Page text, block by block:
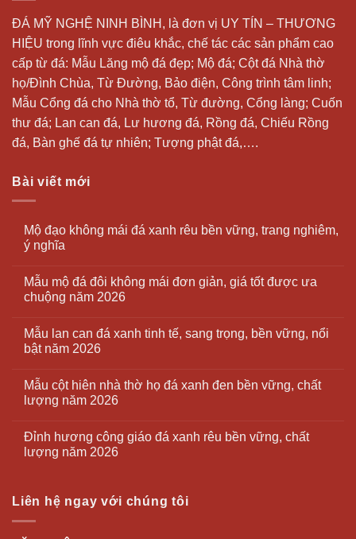
ĐÁ MỸ NGHỆ NINH BÌNH, là đơn vị UY TÍN – THƯƠNG
HIỆU trong lĩnh vực điêu khắc, chế tác các sản phẩm cao
cấp từ đá: Mẫu Lăng mộ đá đẹp; Mộ đá; Cột đá Nhà thờ
họ/Đình Chùa, Từ Đường, Bảo điện, Công trình tâm linh;
Mẫu Cổng đá cho Nhà thờ tổ, Từ đường, Cổng làng; Cuốn
thư đá; Lan can đá, Lư hương đá, Rồng đá, Chiếu Rồng
đá, Bàn ghế đá tự nhiên; Tượng phật đá,….
Bài viết mới
Mộ đạo không mái đá xanh rêu bền vững, trang nghiêm,
ý nghĩa
Mẫu mộ đá đôi không mái đơn giản, giá tốt được ưa
chuộng năm 2026
Mẫu lan can đá xanh tinh tế, sang trọng, bền vững, nổi
bật năm 2026
Mẫu cột hiên nhà thờ họ đá xanh đen bền vững, chất
lượng năm 2026
Đỉnh hương công giáo đá xanh rêu bền vững, chất
lượng năm 2026
Liên hệ ngay với chúng tôi